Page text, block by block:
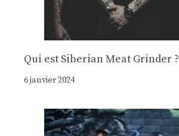
Qui est Siberian Meat Grinder ?
6 janvier 2024